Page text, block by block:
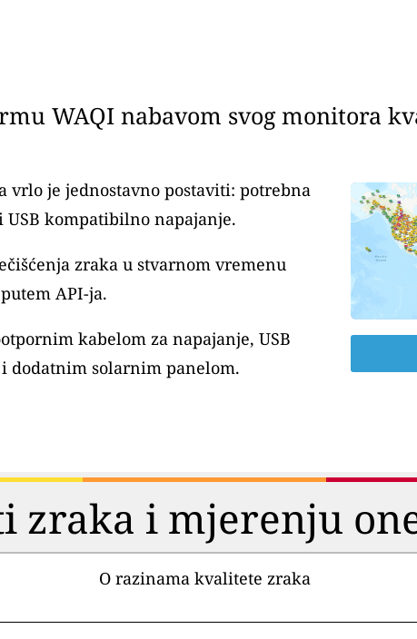
WAQI nabavom svog monitora
vrlo je jednostavno postaviti: potrebna
kompatibilno napajanje.
zraka u stvarnom vremenu
API-ja.
kabelom za napajanje, USB
dodatnim solarnim panelom.
zraka i mjerenju
O razinama kvalitete zraka